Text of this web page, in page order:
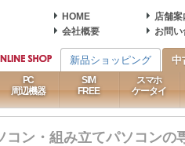
HOME 店舗案
会社概要
お問い
新品ショッピング 中
PC
周辺機器
SIM
FREE
スマホ
ケータイ
コン・組み立てパソコンの